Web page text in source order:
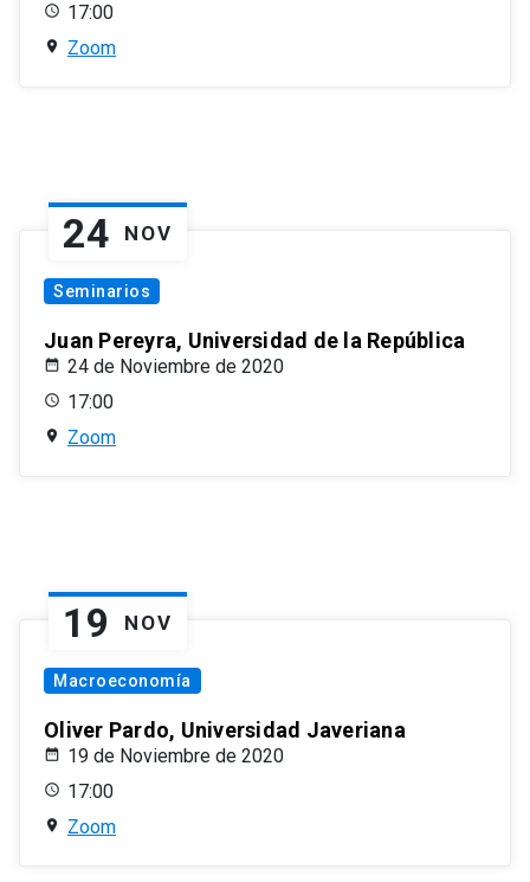
17:00
Zoom
24 NOV
Seminarios
Juan Pereyra, Universidad de la República
24 de Noviembre de 2020
17:00
Zoom
19 NOV
Macroeconomía
Oliver Pardo, Universidad Javeriana
19 de Noviembre de 2020
17:00
Zoom